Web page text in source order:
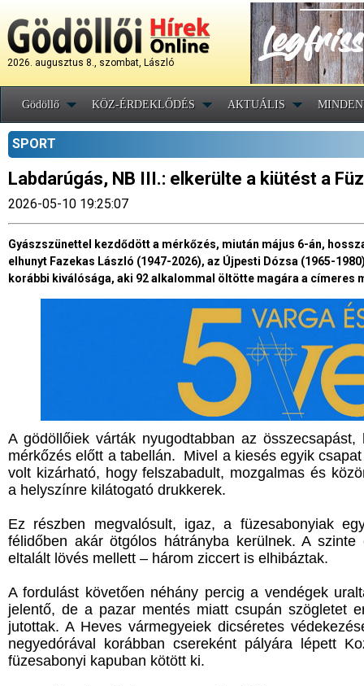
2026. augusztus 8., szombat, László
Gödöllő KÖZ-ÉRDEKLŐDÉS AKTUÁLIS
SPORT
Labdarúgás, NB III.: elkerülte a kiütést a
2026-05-10 19:25:07
Gyászszünettel kezdődött a mérkőzés, miután május 6-án,
elhunyt Fazekas László (1947-2026), az Újpesti Dózsa (1965-
korábbi kiválósága, aki 92 alkalommal öltötte magára a címeres
A gödöllőiek várták nyugodtabban az
mérkőzés előtt a tabellán. Mivel a kiesés egyik
volt kizárható, hogy felszabadult, mozgalmas és
a helyszínre kilátogató drukkerek.
Ez részben megvalósult, igaz, a füzesabonyiak
félidőben akár ötgólos hátrányba kerülnek. A
eltalált lövés mellett – három ziccert is elhibáztak.
A fordulást követően néhány percig a vendégek
jelentő, de a pazar mentés miatt csupán szögletet
jutottak. A Heves vármegyeiek dicséretes
negyedórával korábban csereként pályára lépett
füzesabonyi kapuban kötött ki.